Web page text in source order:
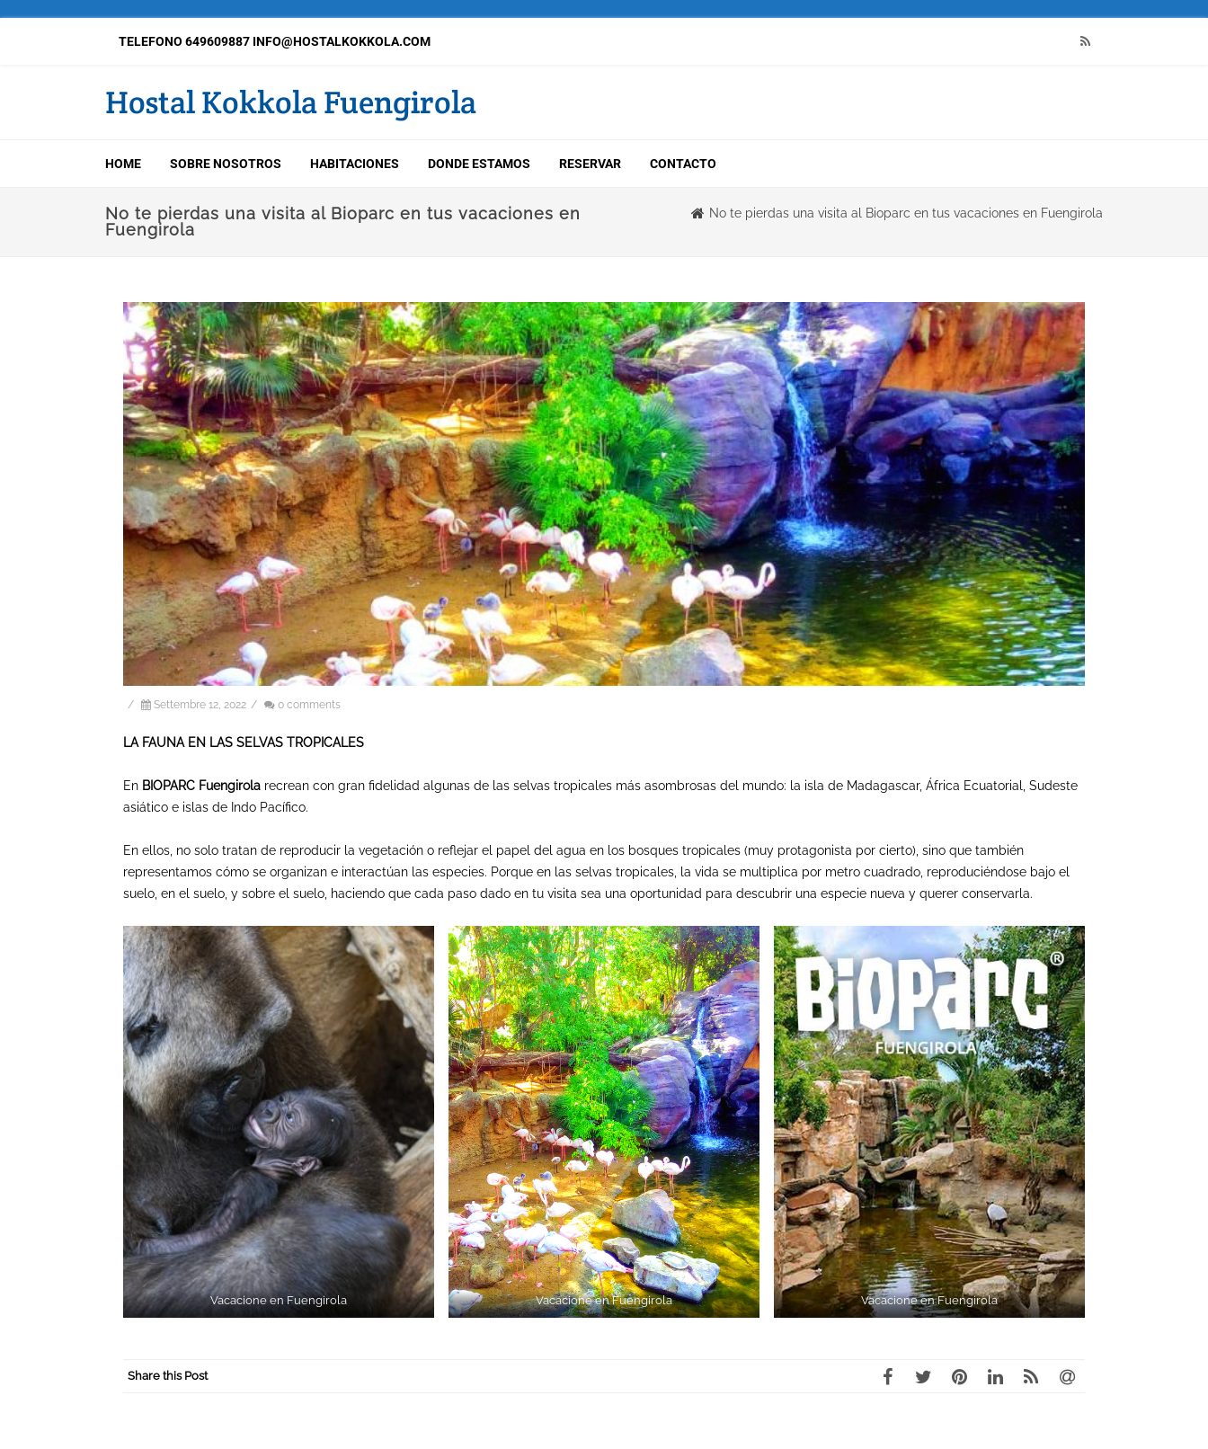
TELEFONO 649609887 INFO@HOSTALKOKKOLA.COM
Hostal Kokkola Fuengirola
HOME SOBRE NOSOTROS HABITACIONES DONDE ESTAMOS RESERVAR CONTACTO
No te pierdas una visita al Bioparc en tus vacaciones en
Fuengirola
No te pierdas una visita al Bioparc en tus vacaciones en Fuengirola
/ Settembre 12, 2022 / 0 comments
LA FAUNA EN LAS SELVAS TROPICALES
En BIOPARC Fuengirola recrean con gran fidelidad algunas de las selvas tropicales más asombrosas del mundo: la isla de Madagascar, África Ecuatorial, Sudeste
asiático e islas de Indo Pacífico.
En ellos, no solo tratan de reproducir la vegetación o reflejar el papel del agua en los bosques tropicales (muy protagonista por cierto), sino que también
representamos cómo se organizan e interactúan las especies. Porque en las selvas tropicales, la vida se multiplica por metro cuadrado, reproduciéndose bajo el
suelo, en el suelo, y sobre el suelo, haciendo que cada paso dado en tu visita sea una oportunidad para descubrir una especie nueva y querer conservarla.
Vacacione en Fuengirola Vacacione en Fuengirola Vacacione en Fuengirola
Share this Post